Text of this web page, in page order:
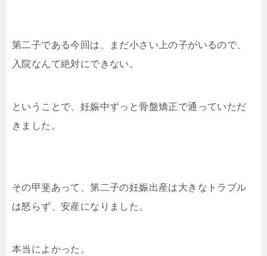
第二子である今回は、まだ小さい上の子がいるので、
入院なんて絶対にできない。
ということで、妊娠中ずっと骨盤矯正で通っていただ
きました。
その甲斐あって、第二子の妊娠出産は大きなトラブル
は怒らず、安産になりました。
本当によかった。